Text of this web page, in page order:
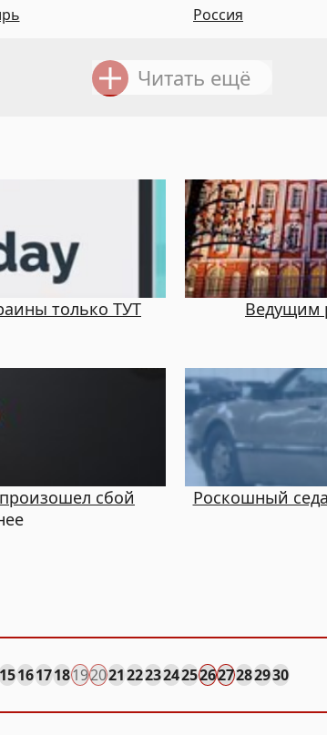
Россия
Читать ещё
только ТУТ
Ведущим
сбой
Роскошный
15161718192021222324252627282930